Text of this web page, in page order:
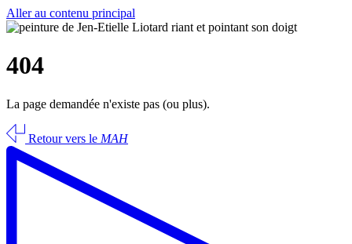
Aller au contenu principal
404
La page demandée n'existe pas (ou plus).
Retour vers le MAH